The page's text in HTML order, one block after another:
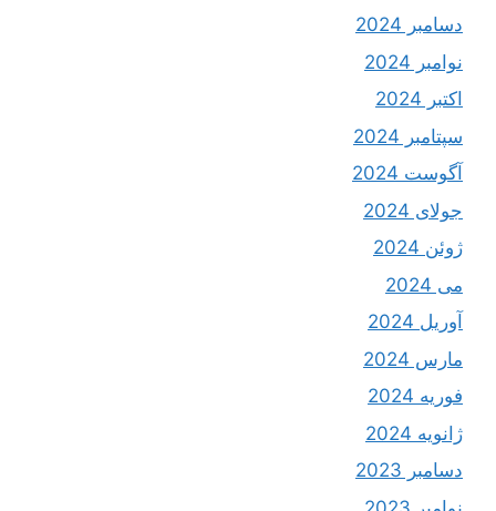
دسامبر 2024
نوامبر 2024
اکتبر 2024
سپتامبر 2024
آگوست 2024
جولای 2024
ژوئن 2024
می 2024
آوریل 2024
مارس 2024
فوریه 2024
ژانویه 2024
دسامبر 2023